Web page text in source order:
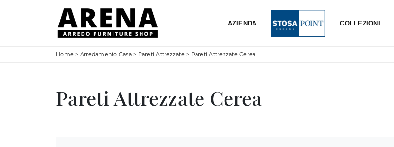
AZIENDA COLLEZIONI
Home > Arredamento Casa> Pareti Attrezzate > Pareti Attrezzate Cerea
Pareti Attrezzate Cerea